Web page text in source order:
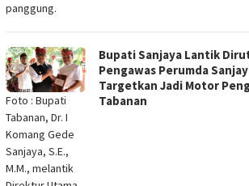
panggung.
Foto : Bupati
Tabanan, Dr. I
Komang Gede
Sanjaya, S.E.,
M.M., melantik
Bupati Sanjaya Lantik
Pengawas Perumda
Targetkan Jadi Motor
Tabanan